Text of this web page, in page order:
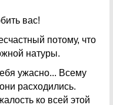
вас!
потому, что
натуры.
ужасно... Всему
расходились.
ко всей этой